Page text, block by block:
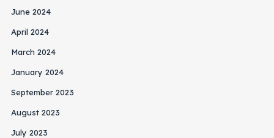
June 2024
April 2024
March 2024
January 2024
September 2023
August 2023
July 2023